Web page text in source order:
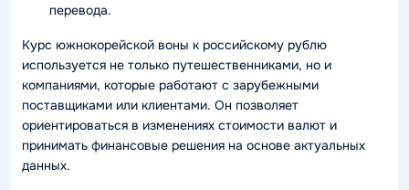
перевода.
Курс южнокорейской воны к российскому рублю
используется не только путешественниками, но и
компаниями, которые работают с зарубежными
поставщиками или клиентами. Он позволяет
ориентироваться в изменениях стоимости валют и
принимать финансовые решения на основе актуальных
данных.